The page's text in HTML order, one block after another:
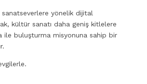
yönelik dijital
kültür sanatı daha geniş kitlelere
ile buluşturma misyonuna sahip bir